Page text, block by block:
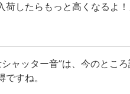
したらもっと高くなるよ！
ャッター音”は、今のとこ
すね。